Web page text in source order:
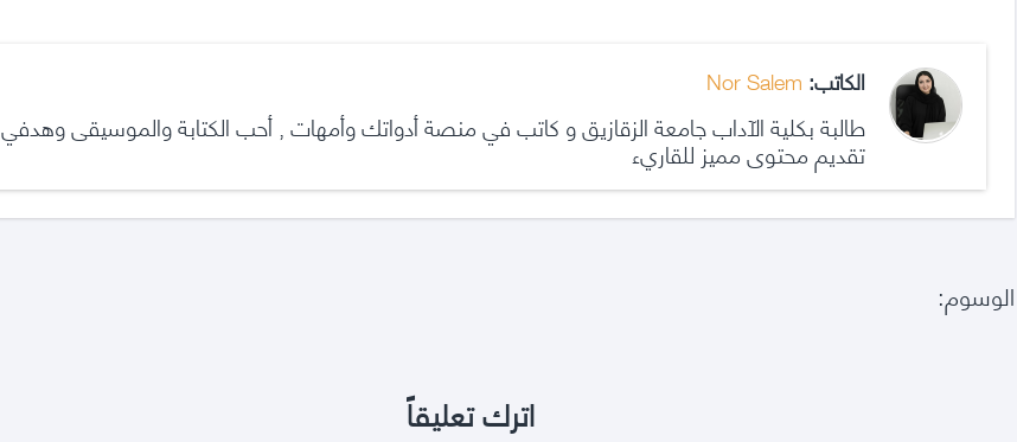
الكاتب: Nor Salem
طالبة بكلية الآداب جامعة الزقازيق و كاتب في منصة أدواتك وأمهات , أحب الكتابة والموسيقى وهدفي
تقديم محتوى مميز للقاريء
الوسوم:
اترك تعليقاً